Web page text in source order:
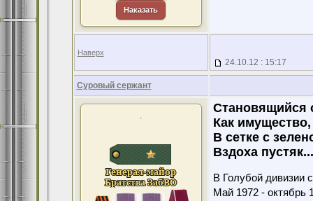
Наказать
Наверх
24.10.12 : 15:17
Суровый сержант
.
Становящийся
Как
В сетке с
Вздоха пустяк...
В Голубой дивизии
Май 1972 - октябрь